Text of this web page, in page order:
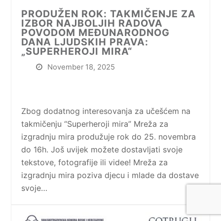
PRODUŽEN ROK: TAKMIČENJE ZA
IZBOR NAJBOLJIH RADOVA
POVODOM MEĐUNARODNOG
DANA LJUDSKIH PRAVA:
„SUPERHEROJI MIRA“
November 18, 2025
Zbog dodatnog interesovanja za učešćem na
takmičenju “Superheroji mira” Mreža za
izgradnju mira produžuje rok do 25. novembra
do 16h. Još uvijek možete dostavljati svoje
tekstove, fotografije ili videe! Mreža za
izgradnju mira poziva djecu i mlade da dostave
svoje…